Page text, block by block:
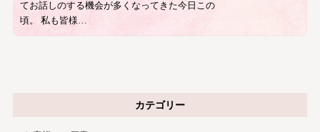
てお話しのする機会が多くなってきた今日この
頃。 私も皆様…
カテゴリー